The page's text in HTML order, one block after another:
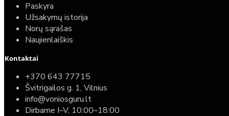
Komplektas: Tece potinkinis WC rėmas su baltu
mygtuku + Deante Peonia Rimless klozetas su
Paskyra
Užsakymų istorija
Norų sąrašas
Naujienlaiškis
Kontaktai
+370 643 77715
Švitrigailos g. 1, Vilnius
info@voniosguru.lt
Dirbame I–V, 10:00–18:00